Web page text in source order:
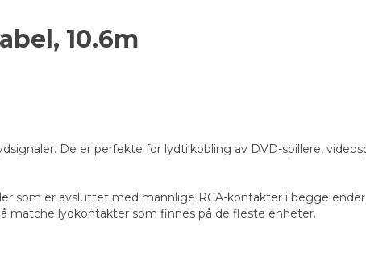
10.6m
De er perfekte for lydtilkobling av DVD-spillere,
som er avsluttet med mannlige RCA-kontakter i begge ender.
matche lydkontakter som finnes på de fleste enheter.